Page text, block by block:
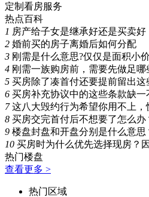
定制看房服务
热点百科
1 房产给子女是继承好还是买卖好
2 婚前买的房子离婚后如何分配
3 刚需是什么意思?仅仅是面积小
4 刚需一族购房前，需要先做足哪
5 买房除了凑首付还要提前留出这
6 买房补充协议中的这些条款缺一
7 这八大毁约行为希望你用不上，
8 买房交完首付后不想要了怎么办
9 楼盘封盘和开盘分别是什么意思
10 买房时为什么优先选择现房？
热门楼盘
查看更多 >
热门区域